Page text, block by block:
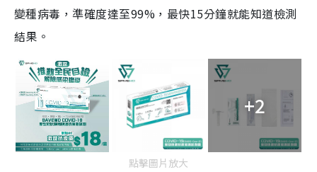
變種病毒，準確度達至99%，最快15分鐘就能知道檢測
結果。
+2
點擊圖片放大